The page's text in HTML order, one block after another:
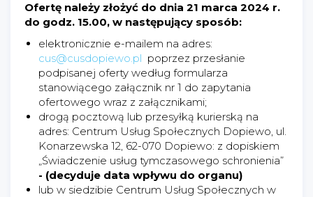
Ofertę należy złożyć do dnia 21 marca 2024 r.
do godz. 15.00, w następujący sposób:
elektronicznie e-mailem na adres:
cus@cusdopiewo.pl poprzez przesłanie
podpisanej oferty według formularza
stanowiącego załącznik nr 1 do zapytania
ofertowego wraz z załącznikami;
drogą pocztową lub przesyłką kurierską na
adres: Centrum Usług Społecznych Dopiewo, ul.
Konarzewska 12, 62-070 Dopiewo: z dopiskiem
„Świadczenie usług tymczasowego schronienia”
- (decyduje data wpływu do organu)
lub w siedzibie Centrum Usług Społecznych w